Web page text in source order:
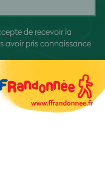
de recevoir la
avoir pris connaissance